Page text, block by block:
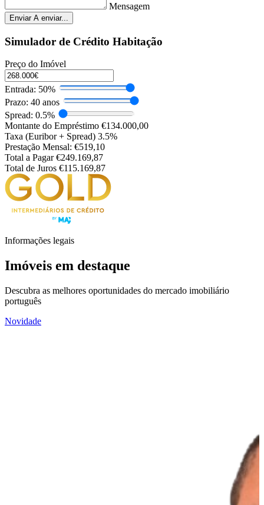
Mensagem
Enviar A enviar...
Simulador de Crédito Habitação
Preço do Imóvel
Entrada: 50%
Prazo: 40 anos
Spread: 0.5%
Montante do Empréstimo €134.000,00
Taxa (Euribor + Spread) 3.5%
Prestação Mensal: €519,10
Total a Pagar €249.169,87
Total de Juros €115.169,87
Informações legais
Imóveis em destaque
Descubra as melhores oportunidades do mercado imobiliário
português
Novidade